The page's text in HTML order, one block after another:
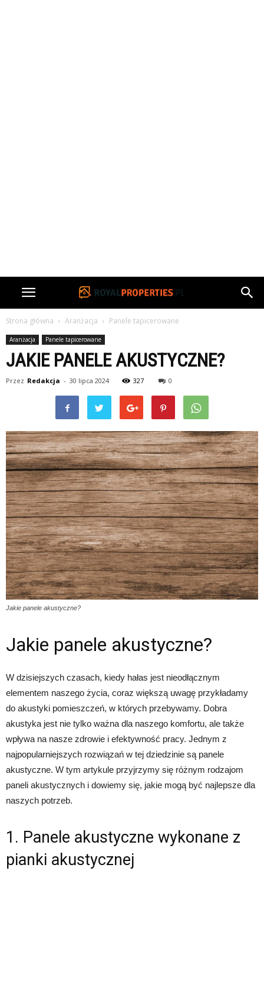
Strona główna Aranżacja Panele tapicerowane
Aranżacja Panele tapicerowane
JAKIE PANELE AKUSTYCZNE?
Przez Redakcja - 30 lipca 2024 327 0
Jakie panele akustyczne?
Jakie panele akustyczne?
W dzisiejszych czasach, kiedy hałas jest nieodłącznym
elementem naszego życia, coraz większą uwagę przykładamy
do akustyki pomieszczeń, w których przebywamy. Dobra
akustyka jest nie tylko ważna dla naszego komfortu, ale także
wpływa na nasze zdrowie i efektywność pracy. Jednym z
najpopularniejszych rozwiązań w tej dziedzinie są panele
akustyczne. W tym artykule przyjrzymy się różnym rodzajom
paneli akustycznych i dowiemy się, jakie mogą być najlepsze dla
naszych potrzeb.
1. Panele akustyczne wykonane z
pianki akustycznej